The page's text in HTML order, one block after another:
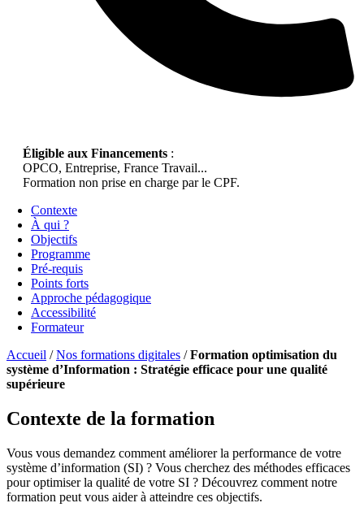
Éligible aux Financements :
OPCO, Entreprise, France Travail...
Formation non prise en charge par le CPF.
Contexte
À qui ?
Objectifs
Programme
Pré-requis
Points forts
Approche pédagogique
Accessibilité
Formateur
Accueil /Nos formations digitales /Formation optimisation du
système d’Information : Stratégie efficace pour une qualité
supérieure
Contexte de la formation
Vous vous demandez comment améliorer la performance de votre
système d’information (SI) ? Vous cherchez des méthodes efficaces
pour optimiser la qualité de votre SI ? Découvrez comment notre
formation peut vous aider à atteindre ces objectifs.